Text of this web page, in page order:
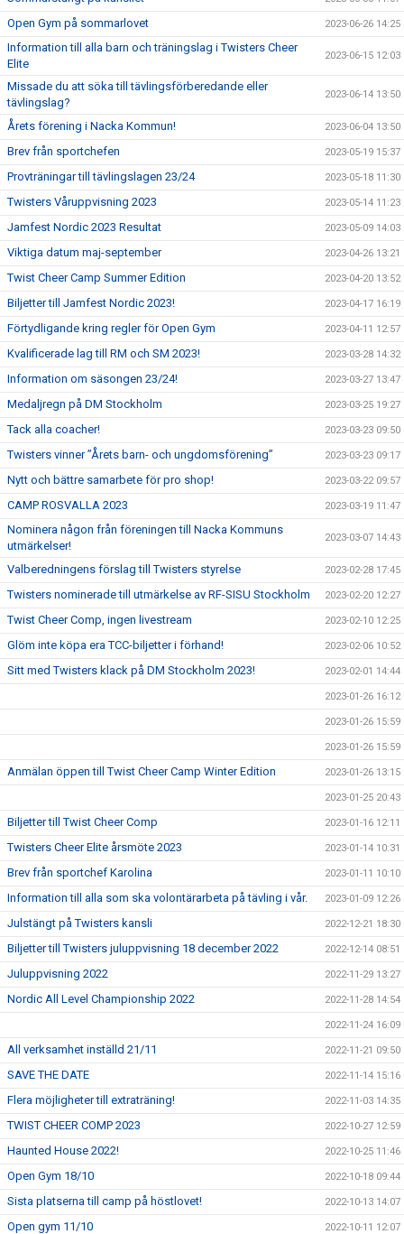
Open Gym på sommarlovet 2023-06-26 14:25
Information till alla barn och träningslag i Twisters Cheer
Elite
2023-06-15 12:03
Missade du att söka till tävlingsförberedande eller
tävlingslag?
2023-06-14 13:50
Årets förening i Nacka Kommun! 2023-06-04 13:50
Brev från sportchefen 2023-05-19 15:37
Provträningar till tävlingslagen 23/24 2023-05-18 11:30
Twisters Våruppvisning 2023 2023-05-14 11:23
Jamfest Nordic 2023 Resultat 2023-05-09 14:03
Viktiga datum maj-september 2023-04-26 13:21
Twist Cheer Camp Summer Edition 2023-04-20 13:52
Biljetter till Jamfest Nordic 2023! 2023-04-17 16:19
Förtydligande kring regler för Open Gym 2023-04-11 12:57
Kvalificerade lag till RM och SM 2023! 2023-03-28 14:32
Information om säsongen 23/24! 2023-03-27 13:47
Medaljregn på DM Stockholm 2023-03-25 19:27
Tack alla coacher! 2023-03-23 09:50
Twisters vinner ”Årets barn- och ungdomsförening” 2023-03-23 09:17
Nytt och bättre samarbete för pro shop! 2023-03-22 09:57
CAMP ROSVALLA 2023 2023-03-19 11:47
Nominera någon från föreningen till Nacka Kommuns
utmärkelser!
2023-03-07 14:43
Valberedningens förslag till Twisters styrelse 2023-02-28 17:45
Twisters nominerade till utmärkelse av RF-SISU Stockholm 2023-02-20 12:27
Twist Cheer Comp, ingen livestream 2023-02-10 12:25
Glöm inte köpa era TCC-biljetter i förhand! 2023-02-06 10:52
Sitt med Twisters klack på DM Stockholm 2023! 2023-02-01 14:44
2023-01-26 16:12
2023-01-26 15:59
2023-01-26 15:59
Anmälan öppen till Twist Cheer Camp Winter Edition 2023-01-26 13:15
2023-01-25 20:43
Biljetter till Twist Cheer Comp 2023-01-16 12:11
Twisters Cheer Elite årsmöte 2023 2023-01-14 10:31
Brev från sportchef Karolina 2023-01-11 10:10
Information till alla som ska volontärarbeta på tävling i vår. 2023-01-09 12:26
Julstängt på Twisters kansli 2022-12-21 18:30
Biljetter till Twisters juluppvisning 18 december 2022 2022-12-14 08:51
Juluppvisning 2022 2022-11-29 13:27
Nordic All Level Championship 2022 2022-11-28 14:54
2022-11-24 16:09
All verksamhet inställd 21/11 2022-11-21 09:50
SAVE THE DATE 2022-11-14 15:16
Flera möjligheter till extraträning! 2022-11-03 14:35
TWIST CHEER COMP 2023 2022-10-27 12:59
Haunted House 2022! 2022-10-25 11:46
Open Gym 18/10 2022-10-18 09:44
Sista platserna till camp på höstlovet! 2022-10-13 14:07
Open gym 11/10 2022-10-11 12:07